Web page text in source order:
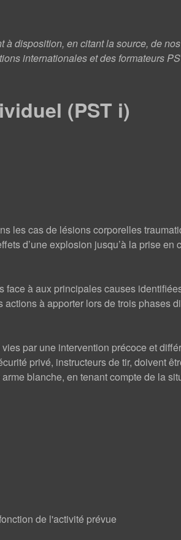
disposition, en citant la source, de
internationales et des formateurs
(PST i)
les cas de lésions corporelles
d’une explosion jusqu’à la prise en
à aux principales causes
à apporter lors de trois phases
par une intervention précoce et
privé, instructeurs de tir, doivent
blanche, en tenant compte de la
de l'activité prévue